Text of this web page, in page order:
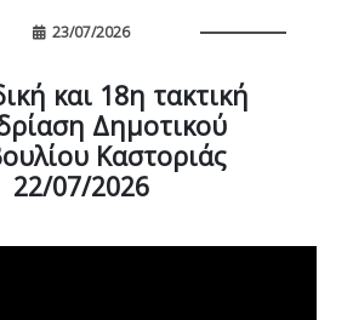
23/07/2026
και 18η τακτική
Δημοτικού
Καστοριάς
22/07/2026